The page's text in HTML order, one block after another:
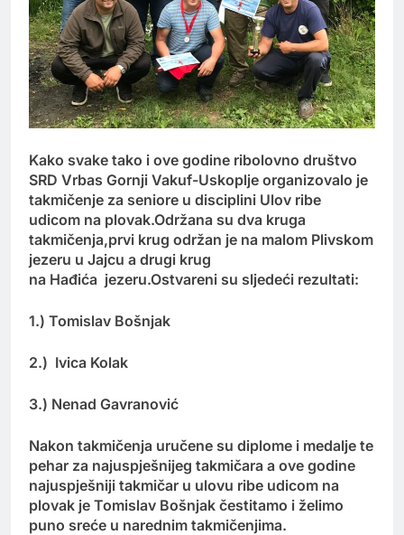
Kako svake tako i ove godine ribolovno društvo
SRD Vrbas Gornji Vakuf-Uskoplje organizovalo je
takmičenje za seniore u disciplini Ulov ribe
udicom na plovak.Održana su dva kruga
takmičenja,prvi krug održan je na malom Plivskom
jezeru u Jajcu a drugi krug
na Hađića jezeru.Ostvareni su sljedeći rezultati:
1.) Tomislav Bošnjak
2.) Ivica Kolak
3.) Nenad Gavranović
Nakon takmičenja uručene su diplome i medalje te
pehar za najuspješnijeg takmičara a ove godine
najuspješniji takmičar u ulovu ribe udicom na
plovak je Tomislav Bošnjak čestitamo i želimo
puno sreće u narednim takmičenjima.